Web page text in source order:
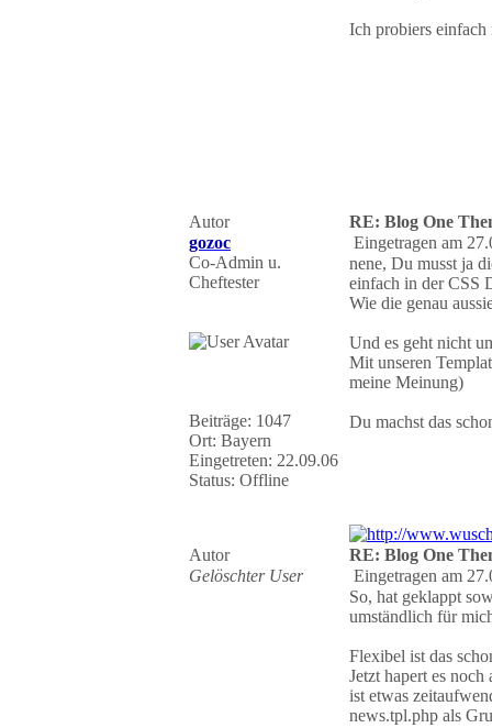
Ich probiers
Autor
RE: Blog One
gozoc
Co-Admin u.
Cheftester
Beiträge: 1047
Ort: Bayern
Eingetreten: 22.09.06
Status: Offline
Eingetragen am
nene, Du musst ja
einfach in der CSS
Wie die genau
Und es geht nicht
Mit unseren
meine Meinung)
Du machst das
Autor
RE: Blog One
Gelöschter User
Eingetragen am
So, hat geklappt
umständlich für
Flexibel ist das
Jetzt hapert es
ist etwas
news.tpl.php als